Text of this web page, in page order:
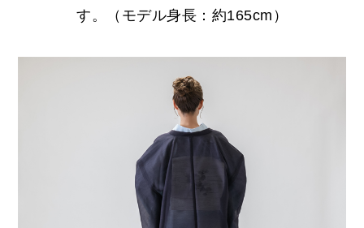
す。（モデル身長：約165cm）